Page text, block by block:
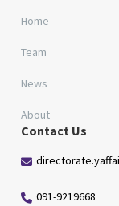
Home
Team
News
About
Contact Us
091-9219668